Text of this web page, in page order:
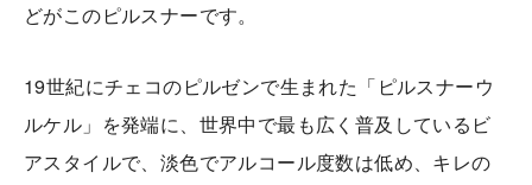
どがこのピルスナーです。
19世紀にチェコのピルゼンで生まれた「ピルスナーウ
ルケル」を発端に、世界中で最も広く普及しているビ
アスタイルで、淡色でアルコール度数は低め、キレの